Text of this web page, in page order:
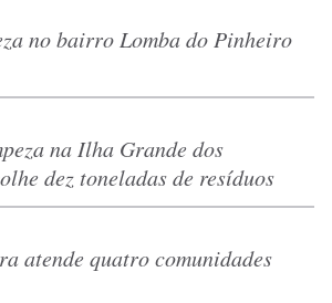
no bairro Lomba do Pinheiro
na Ilha Grande dos
dez toneladas de resíduos
atende quatro comunidades